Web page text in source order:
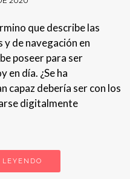
que describe las
de navegación en
poseer para ser
en día. ¿Se ha
capaz debería ser con los
digitalmente